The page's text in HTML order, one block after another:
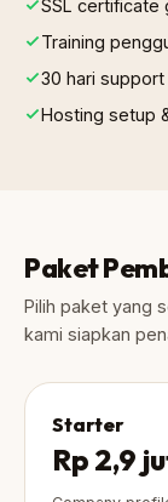
SSL certificate
Training
30 hari
Hosting setup
Paket
Pilih paket yang
kami siapkan
Starter
Rp 2,9